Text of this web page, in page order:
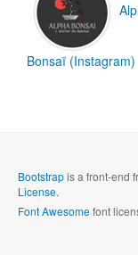
Bonsaï (Instagram)
Bootstrapis a front-end
License.
Font Awesomefont